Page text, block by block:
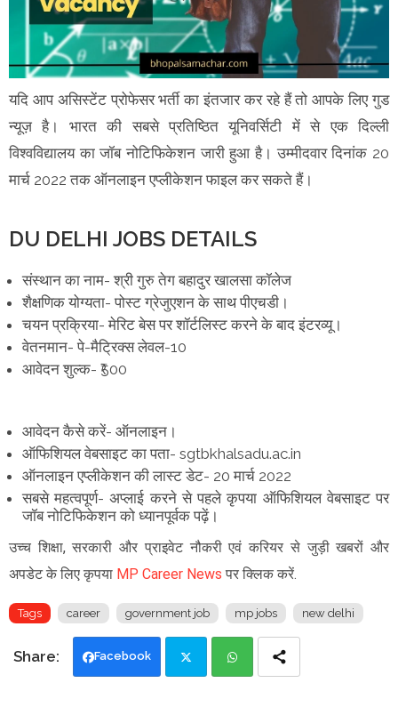
यदि आप असिस्टेंट प्रोफेसर भर्ती का इंतजार कर रहे हैं तो आपके लिए गुड
न्यूज़ है। भारत की सबसे प्रतिष्ठित यूनिवर्सिटी में से एक दिल्ली
विश्वविद्यालय का जॉब नोटिफिकेशन जारी हुआ है। उम्मीदवार दिनांक 20
मार्च 2022 तक ऑनलाइन एप्लीकेशन फाइल कर सकते हैं।
DU DELHI JOBS DETAILS
संस्थान का नाम- श्री गुरु तेग बहादुर खालसा कॉलेज
शैक्षणिक योग्यता- पोस्ट ग्रेजुएशन के साथ पीएचडी।
चयन प्रक्रिया- मेरिट बेस पर शॉर्टलिस्ट करने के बाद इंटरव्यू।
वेतनमान- पे-मैट्रिक्स लेवल-10
आवेदन शुल्क- ₹500
आवेदन कैसे करें- ऑनलाइन।
ऑफिशियल वेबसाइट का पता- sgtbkhalsadu.ac.in
ऑनलाइन एप्लीकेशन की लास्ट डेट- 20 मार्च 2022
सबसे महत्वपूर्ण- अप्लाई करने से पहले कृपया ऑफिशियल वेबसाइट पर
जॉब नोटिफिकेशन को ध्यानपूर्वक पढ़ें।
उच्च शिक्षा, सरकारी और प्राइवेट नौकरी एवं करियर से जुड़ी खबरों और
अपडेट के लिए कृपया MP Career News पर क्लिक करें.
Tags career government job mp jobs new delhi
Facebook